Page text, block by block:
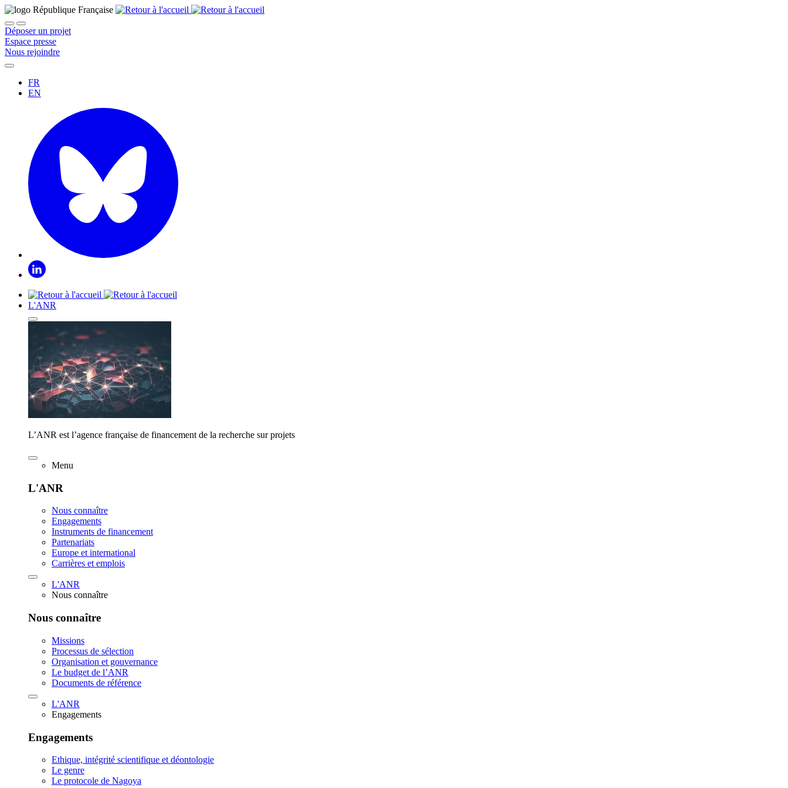
Déposer un projet
Espace presse
Nous rejoindre
FR
EN
L'ANR
L’ANR est l’agence française de financement de la recherche sur projets
Menu
L'ANR
Nous connaître
Engagements
Instruments de financement
Partenariats
Europe et international
Carrières et emplois
L'ANR
Nous connaître
Nous connaître
Missions
Processus de sélection
Organisation et gouvernance
Le budget de l’ANR
Documents de référence
L'ANR
Engagements
Engagements
Ethique, intégrité scientifique et déontologie
Le genre
Le protocole de Nagoya